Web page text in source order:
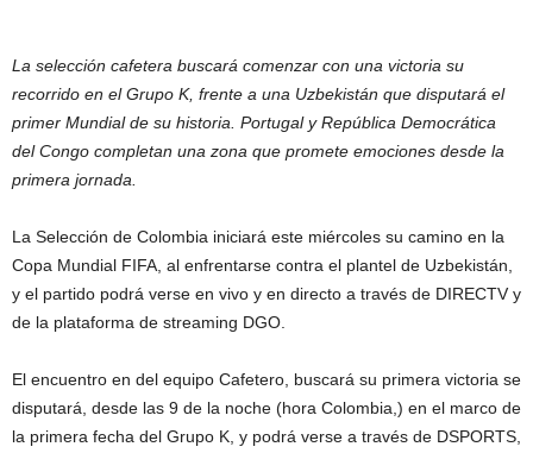
La selección cafetera buscará comenzar con una victoria su
recorrido en el Grupo K, frente a una Uzbekistán que disputará el
primer Mundial de su historia. Portugal y República Democrática
del Congo completan una zona que promete emociones desde la
primera jornada.
La Selección de Colombia iniciará este miércoles su camino en la
Copa Mundial FIFA, al enfrentarse contra el plantel de Uzbekistán,
y el partido podrá verse en vivo y en directo a través de DIRECTV y
de la plataforma de streaming DGO.
El encuentro en del equipo Cafetero, buscará su primera victoria se
disputará, desde las 9 de la noche (hora Colombia,) en el marco de
la primera fecha del Grupo K, y podrá verse a través de DSPORTS,